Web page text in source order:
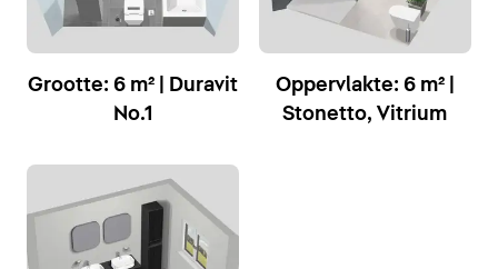
Grootte: 6 m² | Duravit
No.1
Oppervlakte: 6 m² |
Stonetto, Vitrium